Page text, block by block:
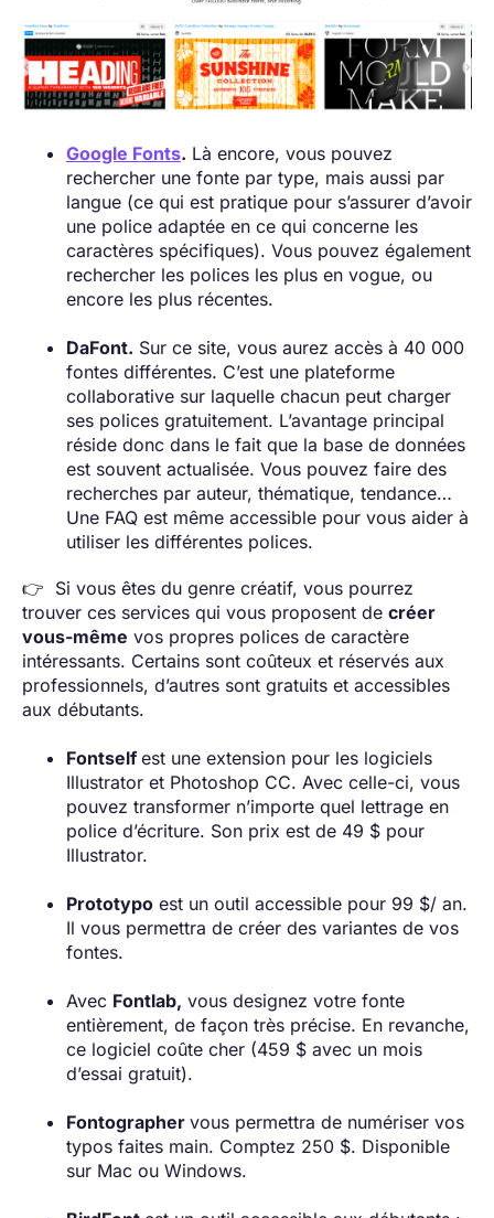
Google Fonts. Là encore, vous pouvez
rechercher une fonte par type, mais aussi par
langue (ce qui est pratique pour s’assurer d’avoir
une police adaptée en ce qui concerne les
caractères spécifiques). Vous pouvez également
rechercher les polices les plus en vogue, ou
encore les plus récentes.
DaFont. Sur ce site, vous aurez accès à 40 000
fontes différentes. C’est une plateforme
collaborative sur laquelle chacun peut charger
ses polices gratuitement. L’avantage principal
réside donc dans le fait que la base de données
est souvent actualisée. Vous pouvez faire des
recherches par auteur, thématique, tendance…
Une FAQ est même accessible pour vous aider à
utiliser les différentes polices.
👉 Si vous êtes du genre créatif, vous pourrez
trouver ces services qui vous proposent de créer
vous-même vos propres polices de caractère
intéressants. Certains sont coûteux et réservés aux
professionnels, d’autres sont gratuits et accessibles
aux débutants.
Fontselfest une extension pour les logiciels
Illustrator et Photoshop CC. Avec celle-ci, vous
pouvez transformer n’importe quel lettrage en
police d’écriture. Son prix est de 49 $ pour
Illustrator.
Prototypo est un outil accessible pour 99 $/ an.
Il vous permettra de créer des variantes de vos
fontes.
Avec Fontlab, vous designez votre fonte
entièrement, de façon très précise. En revanche,
ce logiciel coûte cher (459 $ avec un mois
d’essai gratuit).
Fontographer vous permettra de numériser vos
typos faites main. Comptez 250 $. Disponible
sur Mac ou Windows.